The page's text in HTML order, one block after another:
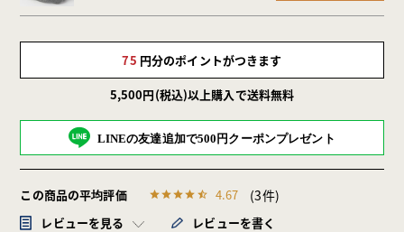
75 円分のポイントがつきます
5,500円(税込)以上購入で送料無料
LINEの友達追加で500円クーポンプレゼント
4.67 3
レビューを見る レビューを書く